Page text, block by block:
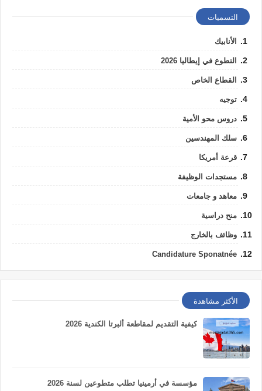
التسميات
الأنابيك
التطوع في إيطاليا 2026
القطاع الخاص
توجيه
دروس محو الأمية
سلك المهندسين
قرعة أمريكا
مستجدات الوظيفة
معاهد و جامعات
منح دراسية
وظائف بالخارج
Candidature Sponatnée
الأكثر مشاهدة
كيفية التقديم لمقاطعة ألبرتا الكندية 2026
مؤسسة في أرمينيا تطلب متطوعين لسنة 2026